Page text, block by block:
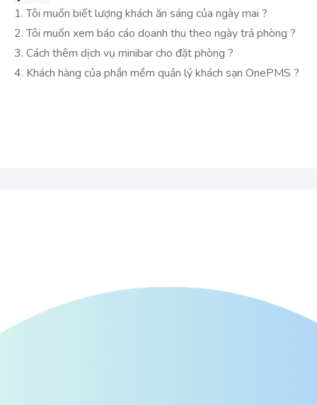
1. Tôi muốn biết lượng khách ăn sáng của ngày mai ?
2. Tôi muốn xem báo cáo doanh thu theo ngày trả phòng ?
3. Cách thêm dịch vụ minibar cho đặt phòng ?
4. Khách hàng của phần mềm quản lý khách sạn OnePMS ?